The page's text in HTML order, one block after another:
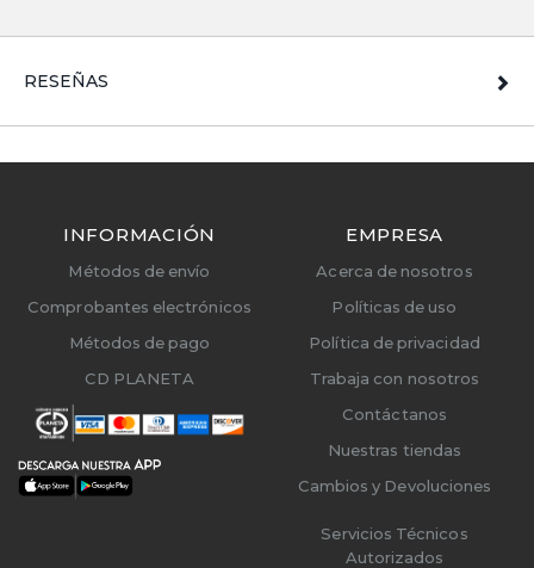
RESEÑAS
INFORMACIÓN
Métodos de envío
Comprobantes electrónicos
Métodos de pago
CD PLANETA
EMPRESA
Acerca de nosotros
Políticas de uso
Política de privacidad
Trabaja con nosotros
Contáctanos
Nuestras tiendas
Cambios y Devoluciones
Servicios Técnicos
Autorizados